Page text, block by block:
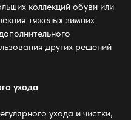
коллекций обуви или
тяжелых зимних
других решений
ухода
ухода и чистки,